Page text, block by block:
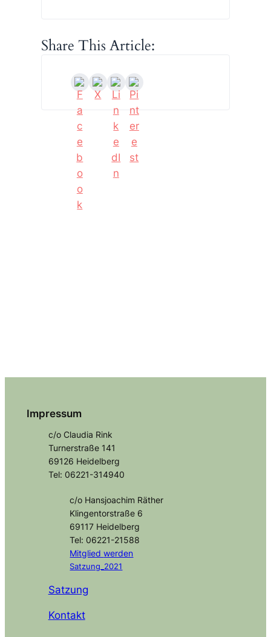
Share This Article:
Impressum
c/o Claudia Rink
Turnerstraße 141
69126 Heidelberg
Tel: 06221-314940
c/o Hansjoachim Räther
Klingentorstraße 6
69117 Heidelberg
Tel: 06221-21588
Mitgliedwerden
Satzung_2021
Satzung
Kontakt